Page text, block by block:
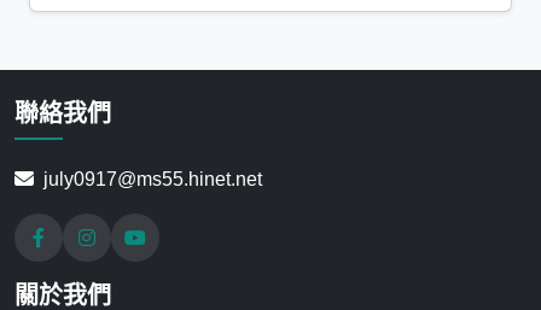
聯絡我們
july0917@ms55.hinet.net
關於我們